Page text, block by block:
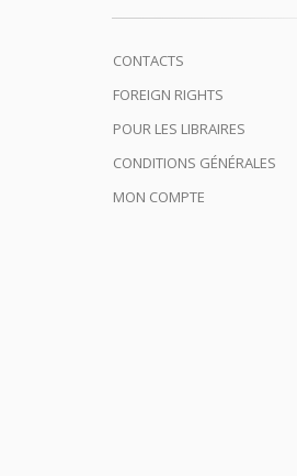
CONTACTS
FOREIGN RIGHTS
POUR LES LIBRAIRES
CONDITIONS GÉNÉRALES
MON COMPTE